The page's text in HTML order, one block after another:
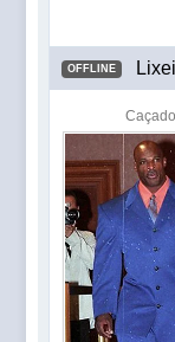
OFFLINE